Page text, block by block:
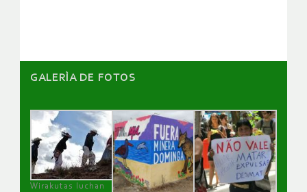
GALERÌA DE FOTOS
Wirakutas luchan